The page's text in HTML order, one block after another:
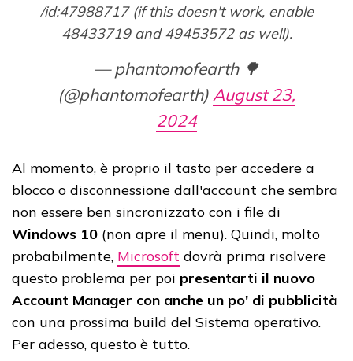
/id:47988717 (if this doesn't work, enable
48433719 and 49453572 as well).
— phantomofearth 🌳
(@phantomofearth)August 23,
2024
Al momento, è proprio il tasto per accedere a
blocco o disconnessione dall'account che sembra
non essere ben sincronizzato con i file di
Windows 10 (non apre il menu). Quindi, molto
probabilmente, Microsoft dovrà prima risolvere
questo problema per poi presentarti il nuovo
Account Manager con anche un po' di pubblicità
con una prossima build del Sistema operativo.
Per adesso, questo è tutto.